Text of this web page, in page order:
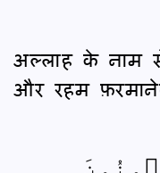
अल्लाह के नाम
और रहम